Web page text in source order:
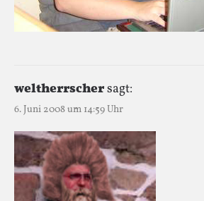
weltherrschersagt:
6. Juni 2008 um 14:59 Uhr